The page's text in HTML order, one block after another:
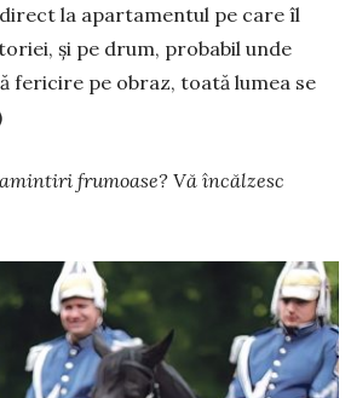
la apartamentul pe care îl
şi pe drum, probabil unde
fericire pe obraz, toată lumea se
frumoase? Vă încălzesc